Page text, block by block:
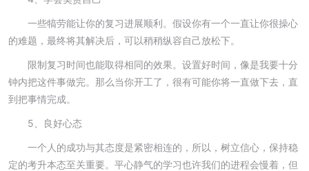
一些犒劳能让你的复习进展顺利。假设你有一个一直让你很操心
的难题，最终将其解决后，可以稍稍纵容自己放松下。
限制复习时间也能取得相同的效果。设置好时间，像是我要十分
钟内把这件事做完。那么当你开工了，很有可能你将一直做下去，直
到把事情完成。
5、良好心态
一个人的成功与其态度是紧密相连的，所以，树立信心，保持稳
定的考升本态至关重要。平心静气的学习也许我们的进程会慢着，但